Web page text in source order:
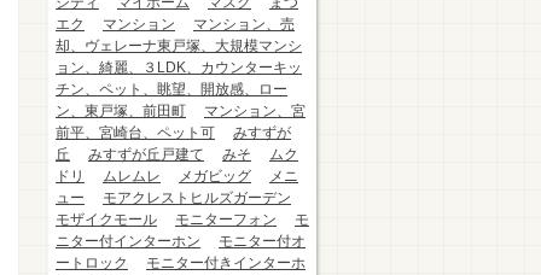
エク
マンション
マンション、売
却、ヴェレーナ東戸塚、大規模マンシ
ョン、綺麗、３LDK、カウンターキッ
チン、ペット、眺望、開放感、ロー
ン、東戸塚、前田町
マンション、宮
前平、宮崎台、ペット可
みすずが
丘
みすずが丘戸建て みそ
ムク
ドリ
ムレムレ メガビッグ
メニ
ュー
モアクレストヒルズガーデン
モザイクモール
モニターフォン
モ
ニター付インターホン
モニター付オ
ートロック
モニター付きインターホ